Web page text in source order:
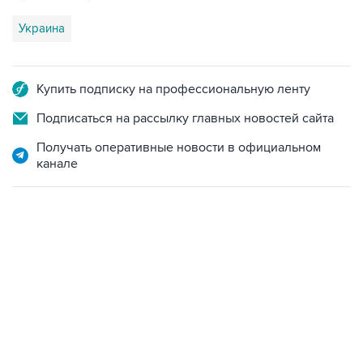
Украина
Купить подписку на профессиональную ленту
Подписаться на рассылку главных новостей сайта
Получать оперативные новости в официальном
канале